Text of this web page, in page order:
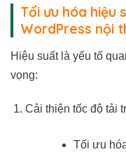
Tối ưu hóa hiệu
WordPress nội
Hiệu suất là yếu tố
vọng:
Cải thiện tốc độ tải
Tối ưu